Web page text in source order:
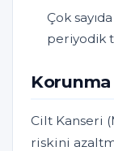
Çok
periyodik
Korunma
Cilt Kanseri
riskini